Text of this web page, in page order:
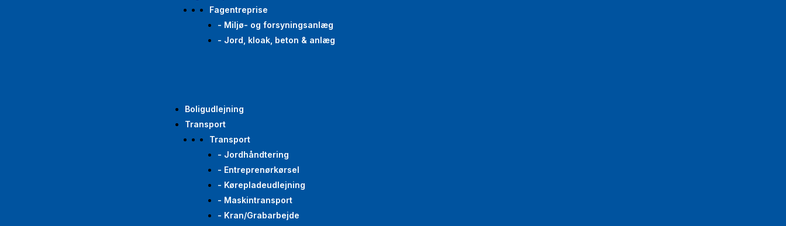
Fagentreprise
- Miljø- og forsyningsanlæg
- Jord, kloak, beton & anlæg
Boligudlejning
Transport
Transport
- Jordhåndtering
- Entreprenørkørsel
- Kørepladeudlejning
- Maskintransport
- Kran/Grabarbejde